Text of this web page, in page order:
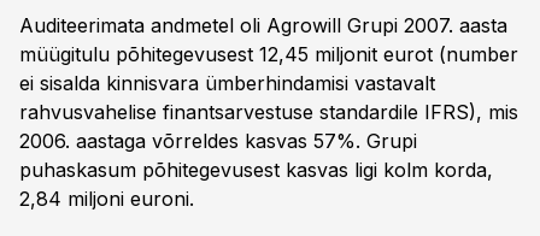
Auditeerimata andmetel oli Agrowill Grupi 2007. aasta
müügitulu põhitegevusest 12,45 miljonit eurot (number
ei sisalda kinnisvara ümberhindamisi vastavalt
rahvusvahelise finantsarvestuse standardile IFRS), mis
2006. aastaga võrreldes kasvas 57%. Grupi
puhaskasum põhitegevusest kasvas ligi kolm korda,
2,84 miljoni euroni.